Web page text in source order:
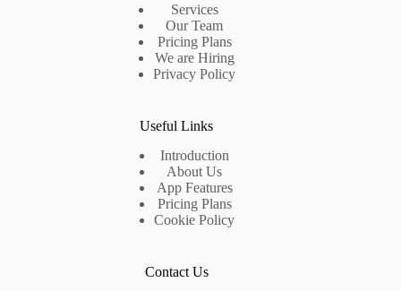
Services
Our Team
Pricing Plans
We are Hiring
Privacy Policy
Useful Links
Introduction
About Us
App Features
Pricing Plans
Cookie Policy
Contact Us